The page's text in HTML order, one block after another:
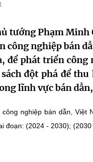
tướng Phạm Minh
công nghiệp bán
để phát triển công
đột phá để
lĩnh vực bán
nghiệp bán dẫn,
đoạn: (2024 - 2030);